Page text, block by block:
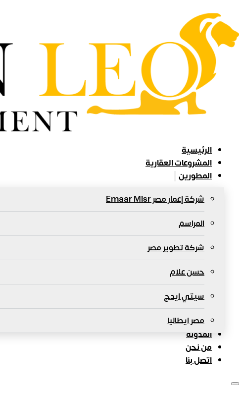
الرئيسية
المشروعات العقارية
المطورين
شركة إعمار مصر Emaar Misr
المراسم
شركة تطوير مصر
حسن علام
سيتي ايدج
مصر ايطاليا
المدونة
من نحن
اتصل بنا